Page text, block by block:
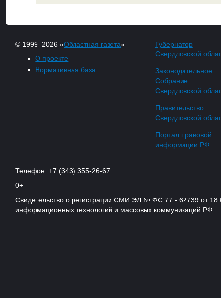
© 1999–2026 «Областная газета»
О проекте
Нормативная база
Губернатор
Свердловской
Законодательное
Собрание
Свердловской
Правительство
Свердловской
Портал правовой
информации РФ
Телефон: +7 (343) 355-26-67
0+
Свидетельство о регистрации СМИ ЭЛ № ФС 77 - 62739 от
информационных технологий и массовых коммуникаций РФ.